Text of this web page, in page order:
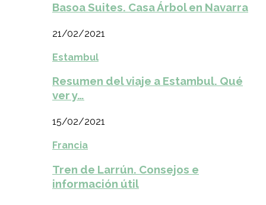
Basoa Suites. Casa Árbol en Navarra
21/02/2021
Estambul
Resumen del viaje a Estambul. Qué
ver y…
15/02/2021
Francia
Tren de Larrún. Consejos e
información útil